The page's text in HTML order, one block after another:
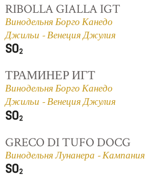
RIBOLLA GIALLA IGT
Винодельня Борго Канедо
Джильи - Венеция Джулия
ТРАМИНЕР ИГТ
Винодельня Борго Канедо
Джильи - Венеция Джулия
GRECO DI TUFO DOCG
Винодельня Лунанера - Кампания